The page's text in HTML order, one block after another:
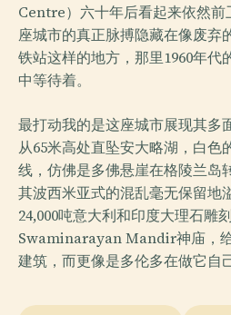
Centre）六十年后看起来依然
座城市的真正脉搏隐藏在像废
铁站这样的地方，那里1960年代
中等待着。
最打动我的是这座城市展现其多
从65米高处直坠安大略湖，白色
线，仿佛是多佛悬崖在格陵兰岛
其波西米亚式的混乱毫无保留地
24,000吨意大利和印度大理石雕
Swaminarayan Mandir神庙，
建筑，而更像是多伦多在做它自己